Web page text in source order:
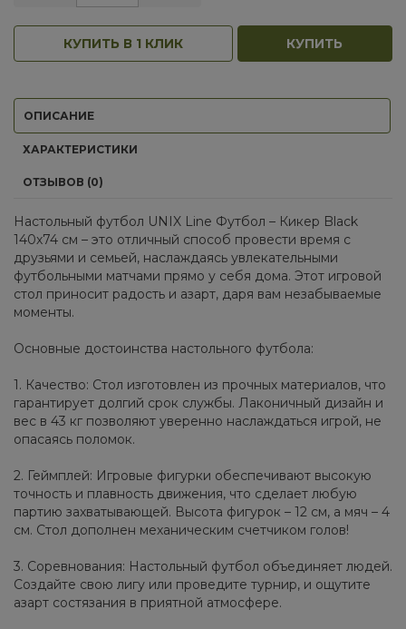
КУПИТЬ В 1 КЛИК КУПИТЬ
ОПИСАНИЕ
ХАРАКТЕРИСТИКИ
ОТЗЫВОВ (0)
Настольный футбол UNIX Line Футбол – Кикер Black
140х74 см – это отличный способ провести время с
друзьями и семьей, наслаждаясь увлекательными
футбольными матчами прямо у себя дома. Этот игровой
стол приносит радость и азарт, даря вам незабываемые
моменты.
Основные достоинства настольного футбола:
1. Качество: Стол изготовлен из прочных материалов, что
гарантирует долгий срок службы. Лаконичный дизайн и
вес в 43 кг позволяют уверенно наслаждаться игрой, не
опасаясь поломок.
2. Геймплей: Игровые фигурки обеспечивают высокую
точность и плавность движения, что сделает любую
партию захватывающей. Высота фигурок – 12 см, а мяч – 4
см. Стол дополнен механическим счетчиком голов!
3. Соревнования: Настольный футбол объединяет людей.
Создайте свою лигу или проведите турнир, и ощутите
азарт состязания в приятной атмосфере.